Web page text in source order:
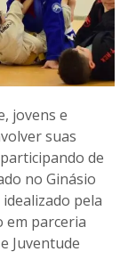
jovens e
suas
de
no Ginásio
pela
em parceria
Juventude